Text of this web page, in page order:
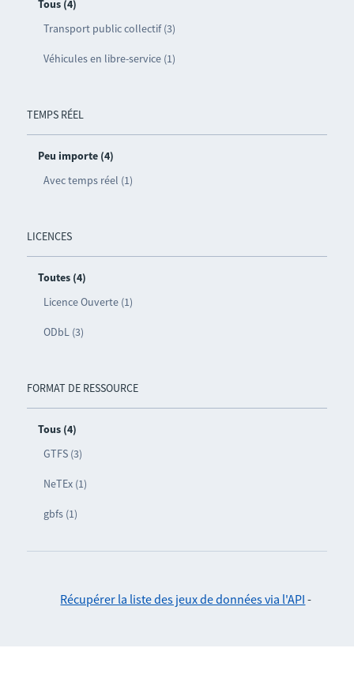
Tous (4)
Transport public collectif (3)
Véhicules en libre-service (1)
TEMPS RÉEL
Peu importe (4)
Avec temps réel (1)
LICENCES
Toutes (4)
Licence Ouverte (1)
ODbL (3)
FORMAT DE RESSOURCE
Tous (4)
GTFS (3)
NeTEx (1)
gbfs (1)
Récupérer la liste des jeux de données via l'API -